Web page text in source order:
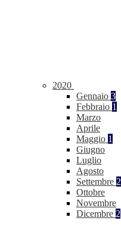
2020
Gennaio 3
Febbraio 1
Marzo
Aprile
Maggio 1
Giugno
Luglio
Agosto
Settembre 2
Ottobre
Novembre
Dicembre 2